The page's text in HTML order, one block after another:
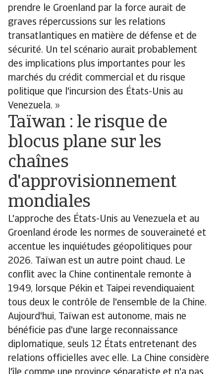
prendre le Groenland par la force aurait de
graves répercussions sur les relations
transatlantiques en matière de défense et de
sécurité. Un tel scénario aurait probablement
des implications plus importantes pour les
marchés du crédit commercial et du risque
politique que l'incursion des États-Unis au
Venezuela. »
Taïwan : le risque de
blocus plane sur les
chaînes
d'approvisionnement
mondiales
L'approche des États-Unis au Venezuela et au
Groenland érode les normes de souveraineté et
accentue les inquiétudes géopolitiques pour
2026. Taïwan est un autre point chaud. Le
conflit avec la Chine continentale remonte à
1949, lorsque Pékin et Taipei revendiquaient
tous deux le contrôle de l'ensemble de la Chine.
Aujourd'hui, Taïwan est autonome, mais ne
bénéficie pas d'une large reconnaissance
diplomatique, seuls 12 États entretenant des
relations officielles avec elle. La Chine considère